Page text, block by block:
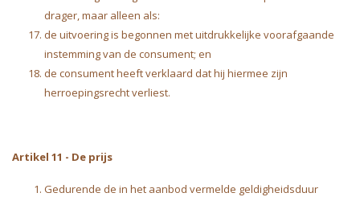
drager, maar alleen als:
de uitvoering is begonnen met uitdrukkelijke voorafgaande
instemming van de consument; en
de consument heeft verklaard dat hij hiermee zijn
herroepingsrecht verliest.
Artikel 11 - De prijs
Gedurende de in het aanbod vermelde geldigheidsduur